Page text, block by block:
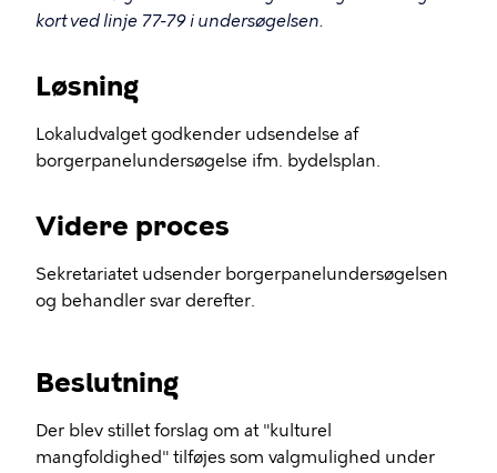
kort ved linje 77-79 i undersøgelsen.
Løsning
Lokaludvalget godkender udsendelse af
borgerpanelundersøgelse ifm. bydelsplan.
Videre proces
Sekretariatet udsender borgerpanelundersøgelsen
og behandler svar derefter.
Beslutning
Der blev stillet forslag om at "kulturel
mangfoldighed" tilføjes som valgmulighed under